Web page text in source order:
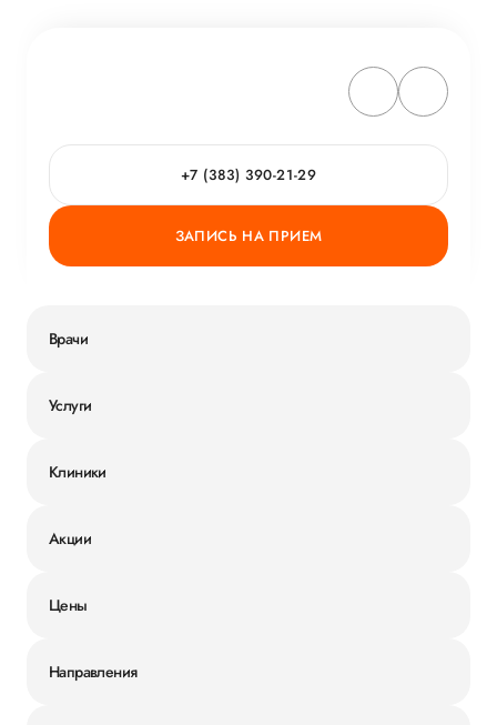
+7 (383) 390-21-29
ЗАПИСЬ НА ПРИЕМ
Врачи
Услуги
Клиники
Акции
Цены
Направления